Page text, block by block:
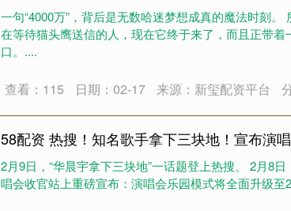
一句“4000万”，背后是无数哈迷梦想成真的魔法时刻
在等待猫头鹰送信的人，现在它终于来了，而且正带
口。....
查看：115 日期：02-17 来源：新玺配资平台
58配资 热搜！知名歌手拿下三块地！宣布演
2月9日，“华晨宇拿下三块地”一话题登上热搜。 2月8
唱会收官站上重磅宣布：演唱会乐园模式将全面升级至